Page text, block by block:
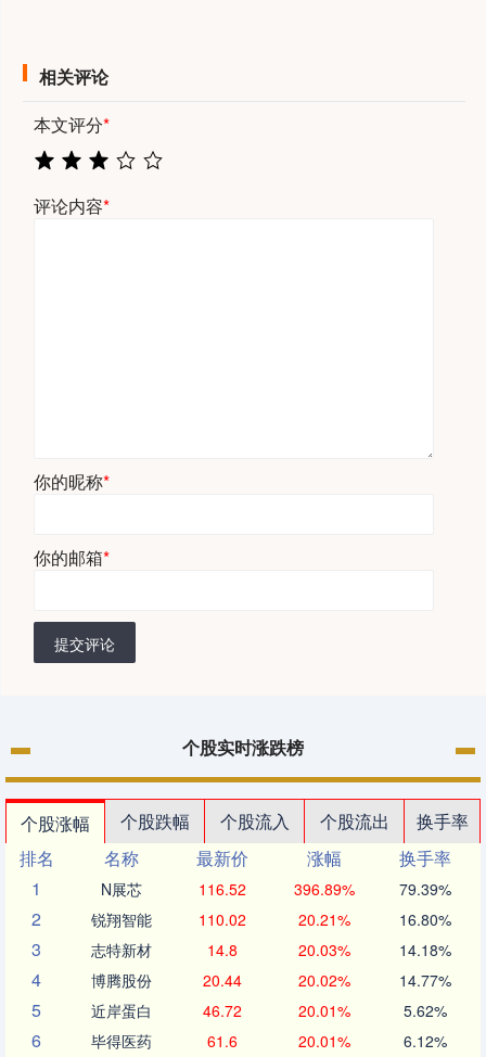
相关评论
本文评分*
评论内容*
你的昵称*
你的邮箱*
提交评论
个股实时涨跌榜
个股涨幅 个股跌幅 个股流入 个股流出
换手率
排名
名称 最新价 涨幅
换手率
1
N展芯 116.52 396.89% 79.39%
2 锐翔智能 110.02 20.21% 16.80%
3 志特新材 14.8 20.03% 14.18%
4 博腾股份 20.44 20.02% 14.77%
5 近岸蛋白 46.72 20.01% 5.62%
6 毕得医药 61.6 20.01% 6.12%